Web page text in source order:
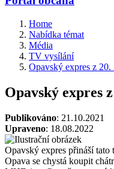
Home
Nabídka témat
Média
TV vysílání
Opavský expres z 20.
Opavský expres
Publikováno: 21.10.2021
Upraveno: 18.08.2022
Opavský expres přináší tato
Opava se chystá koupit